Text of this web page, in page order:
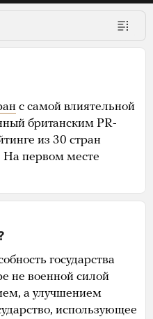
с самой влиятельной
британским PR-
из 30 стран
На первом месте
государства
не военной силой
а улучшением
использующее